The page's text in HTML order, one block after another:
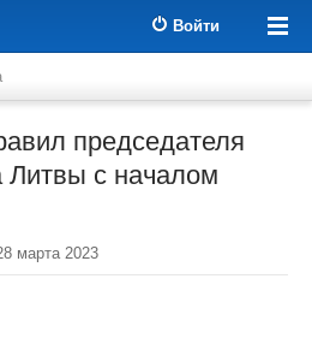
Войти
председателя
Литвы с началом
марта 2023